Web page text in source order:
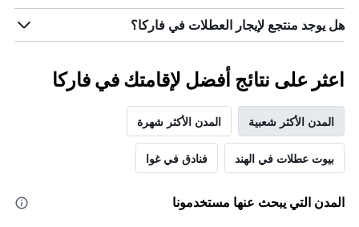
هل يوجد منتجع لإيجار العطلات في فاركا؟
اعثر على نتائج أفضل لإقامتك في فاركا
المدن الأكثر شعبية المدن الأكثر شهرة
بيوت عطلات في الهند فنادق في غوا
المدن التي يبحث عنها مستخدمونا